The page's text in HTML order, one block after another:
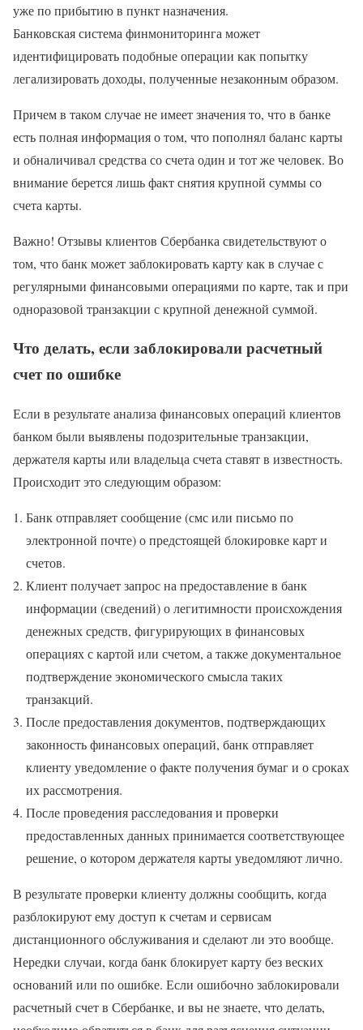
уже по прибытию в пункт назначения.
Банковская система финмониторинга может
идентифицировать подобные операции как попытку
легализировать доходы, полученные незаконным образом.
Причем в таком случае не имеет значения то, что в банке
есть полная информация о том, что пополнял баланс карты
и обналичивал средства со счета один и тот же человек. Во
внимание берется лишь факт снятия крупной суммы со
счета карты.
Важно! Отзывы клиентов Сбербанка свидетельствуют о
том, что банк может заблокировать карту как в случае с
регулярными финансовыми операциями по карте, так и при
одноразовой транзакции с крупной денежной суммой.
Что делать, если заблокировали расчетный
счет по ошибке
Если в результате анализа финансовых операций клиентов
банком были выявлены подозрительные транзакции,
держателя карты или владельца счета ставят в известность.
Происходит это следующим образом:
Банк отправляет сообщение (смс или письмо по
электронной почте) о предстоящей блокировке карт и
счетов.
Клиент получает запрос на предоставление в банк
информации (сведений) о легитимности происхождения
денежных средств, фигурирующих в финансовых
операциях с картой или счетом, а также документальное
подтверждение экономического смысла таких
транзакций.
После предоставления документов, подтверждающих
законность финансовых операций, банк отправляет
клиенту уведомление о факте получения бумаг и о сроках
их рассмотрения.
После проведения расследования и проверки
предоставленных данных принимается соответствующее
решение, о котором держателя карты уведомляют лично.
В результате проверки клиенту должны сообщить, когда
разблокируют ему доступ к счетам и сервисам
дистанционного обслуживания и сделают ли это вообще.
Нередки случаи, когда банк блокирует карту без веских
оснований или по ошибке. Если ошибочно заблокировали
расчетный счет в Сбербанке, и вы не знаете, что делать,